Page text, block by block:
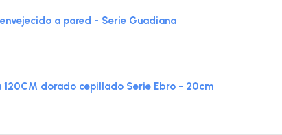
a pared - Serie Guadiana
dorado cepillado Serie Ebro - 20cm